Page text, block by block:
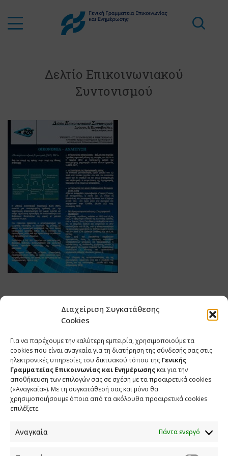
Διαχείριση Συγκατάθεσης
Cookies
Για να παρέχουμε την καλύτερη εμπειρία, χρησιμοποιούμε τα
cookies που είναι αναγκαία για τη διατήρηση της σύνδεσής σας στις
ηλεκτρονικές υπηρεσίες του δικτυακού τόπου της Γενικής
Γραμματείας Επικοινωνίας και Ενημέρωσης και για την
αποθήκευση των επιλογών σας σε σχέση με τα προαιρετικά cookies
(«Αναγκαία»). Με τη συγκατάθεσή σας και μόνο θα
χρησιμοποιήσουμε όποια από τα ακόλουθα προαιρετικά cookies
επιλέξετε.
Αναγκαία Πάντα ενεργό
Δελτίο Επικοινωνιακού
Συντονισμού
ΕΠΙΚΟΙΝΩΝΙΑ
Φραγκούδη 11 & Αλεξάνδρου Πάντου